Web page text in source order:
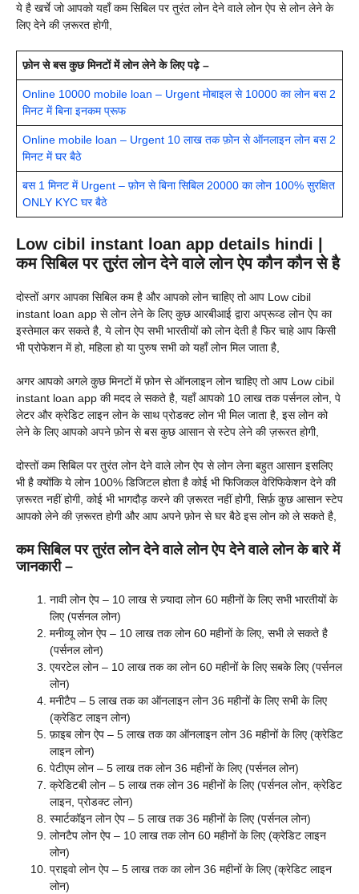
ये है खर्चे जो आपको यहाँ कम सिबिल पर तुरंत लोन देने वाले लोन ऐप से लोन लेने के
लिए देने की ज़रूरत होगी,
फ़ोन से बस कुछ मिनटों में लोन लेने के लिए पढ़े –
Online 10000 mobile loan – Urgent मोबाइल से 10000 का लोन बस 2
मिनट में बिना इनकम प्रूफ
Online mobile loan – Urgent 10 लाख तक फ़ोन से ऑनलाइन लोन बस 2
मिनट में घर बैठे
बस 1 मिनट में Urgent – फ़ोन से बिना सिबिल 20000 का लोन 100% सुरक्षित
ONLY KYC घर बैठे
Low cibil instant loan app details hindi |
कम सिबिल पर तुरंत लोन देने वाले लोन ऐप कौन कौन से है
दोस्तों अगर आपका सिबिल कम है और आपको लोन चाहिए तो आप Low cibil
instant loan app से लोन लेने के लिए कुछ आरबीआई द्वारा अप्रूव्ड लोन ऐप का
इस्तेमाल कर सकते है, ये लोन ऐप सभी भारतीयों को लोन देती है फिर चाहे आप किसी
भी प्रोफेशन में हो, महिला हो या पुरुष सभी को यहाँ लोन मिल जाता है,
अगर आपको अगले कुछ मिनटों में फ़ोन से ऑनलाइन लोन चाहिए तो आप Low cibil
instant loan app की मदद ले सकते है, यहाँ आपको 10 लाख तक पर्सनल लोन, पे
लेटर और क्रेडिट लाइन लोन के साथ प्रोडक्ट लोन भी मिल जाता है, इस लोन को
लेने के लिए आपको अपने फ़ोन से बस कुछ आसान से स्टेप लेने की ज़रूरत होगी,
दोस्तों कम सिबिल पर तुरंत लोन देने वाले लोन ऐप से लोन लेना बहुत आसान इसलिए
भी है क्योंकि ये लोन 100% डिजिटल होता है कोई भी फिजिकल वेरिफिकेशन देने की
ज़रूरत नहीं होगी, कोई भी भागदौड़ करने की ज़रूरत नहीं होगी, सिर्फ़ कुछ आसान स्टेप
आपको लेने की ज़रूरत होगी और आप अपने फ़ोन से घर बैठे इस लोन को ले सकते है,
कम सिबिल पर तुरंत लोन देने वाले लोन ऐप देने वाले लोन के बारे में
जानकारी –
नावी लोन ऐप – 10 लाख से ज़्यादा लोन 60 महीनों के लिए सभी भारतीयों के
लिए (पर्सनल लोन)
मनीव्यू लोन ऐप – 10 लाख तक लोन 60 महीनों के लिए, सभी ले सकते है
(पर्सनल लोन)
एयरटेल लोन – 10 लाख तक का लोन 60 महीनों के लिए सबके लिए (पर्सनल
लोन)
मनीटैप – 5 लाख तक का ऑनलाइन लोन 36 महीनों के लिए सभी के लिए
(क्रेडिट लाइन लोन)
फ़ाइब लोन ऐप – 5 लाख तक का ऑनलाइन लोन 36 महीनों के लिए (क्रेडिट
लाइन लोन)
पेटीएम लोन – 5 लाख तक लोन 36 महीनों के लिए (पर्सनल लोन)
क्रेडिटबी लोन – 5 लाख तक लोन 36 महीनों के लिए (पर्सनल लोन, क्रेडिट
लाइन, प्रोडक्ट लोन)
स्मार्टकॉइन लोन ऐप – 5 लाख तक 36 महीनों के लिए (पर्सनल लोन)
लोनटैप लोन ऐप – 10 लाख तक लोन 60 महीनों के लिए (क्रेडिट लाइन
लोन)
प्राइवो लोन ऐप – 5 लाख तक का लोन 36 महीनों के लिए (क्रेडिट लाइन
लोन)